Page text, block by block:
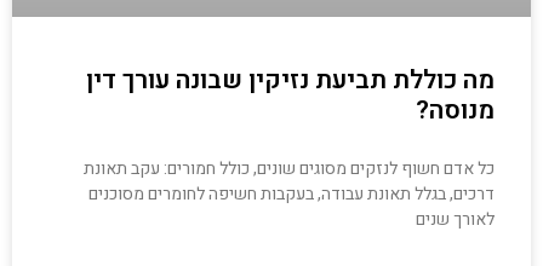
מה כוללת תביעת נזיקין שבונה עורך דין
מנוסה?
כל אדם חשוף לנזקים מסוגים שונים, כולל חמורים: עקב תאונת
דרכים, בגלל תאונת עבודה, בעקבות חשיפה לחומרים מסוכנים
לאורך שנים